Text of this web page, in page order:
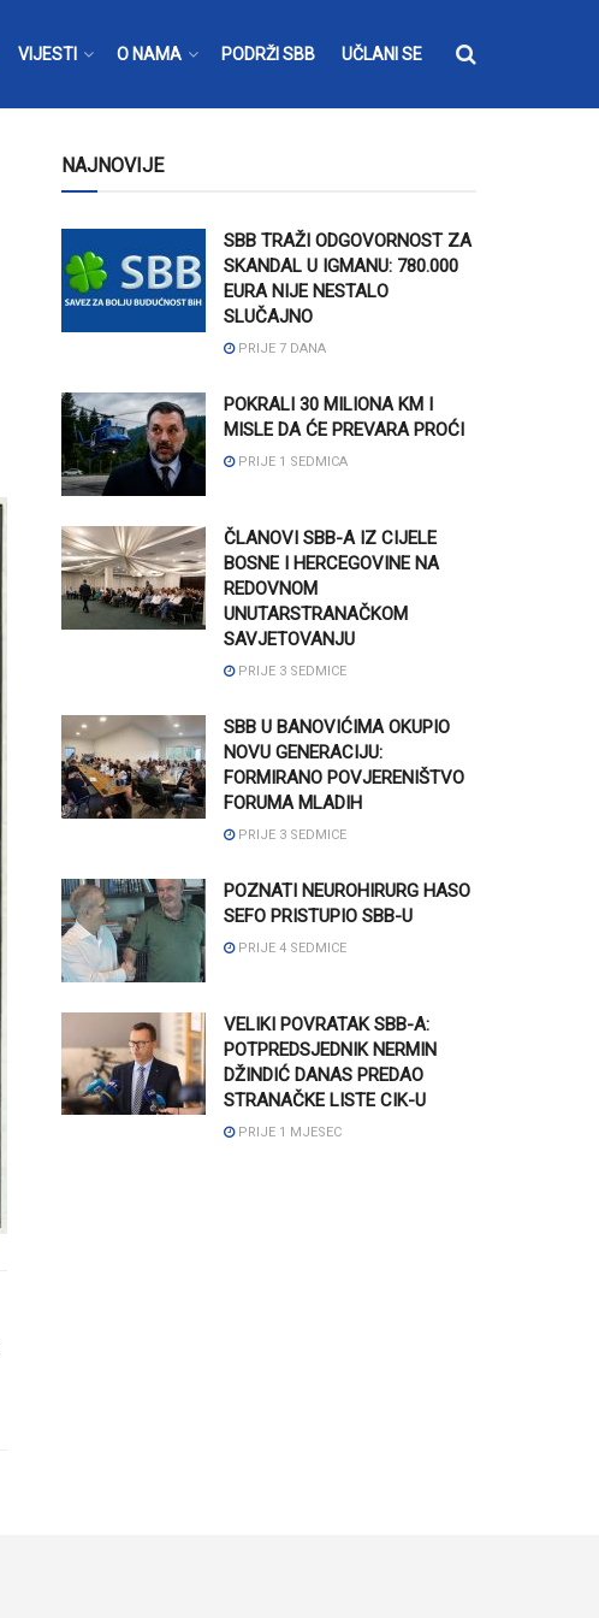
VIJESTI O NAMA PODRŽI SBB UČLANI SE
NAJNOVIJE
SBB TRAŽI ODGOVORNOST ZA
SKANDAL U IGMANU: 780.000
EURA NIJE NESTALO
SLUČAJNO
PRIJE 7 DANA
POKRALI 30 MILIONA KM I
MISLE DA ĆE PREVARA PROĆI
PRIJE 1 SEDMICA
ČLANOVI SBB-A IZ CIJELE
BOSNE I HERCEGOVINE NA
REDOVNOM
UNUTARSTRANAČKOM
SAVJETOVANJU
PRIJE 3 SEDMICE
SBB U BANOVIĆIMA OKUPIO
NOVU GENERACIJU:
FORMIRANO POVJERENIŠTVO
FORUMA MLADIH
PRIJE 3 SEDMICE
POZNATI NEUROHIRURG HASO
SEFO PRISTUPIO SBB-U
PRIJE 4 SEDMICE
VELIKI POVRATAK SBB-A:
POTPREDSJEDNIK NERMIN
DŽINDIĆ DANAS PREDAO
STRANAČKE LISTE CIK-U
PRIJE 1 MJESEC